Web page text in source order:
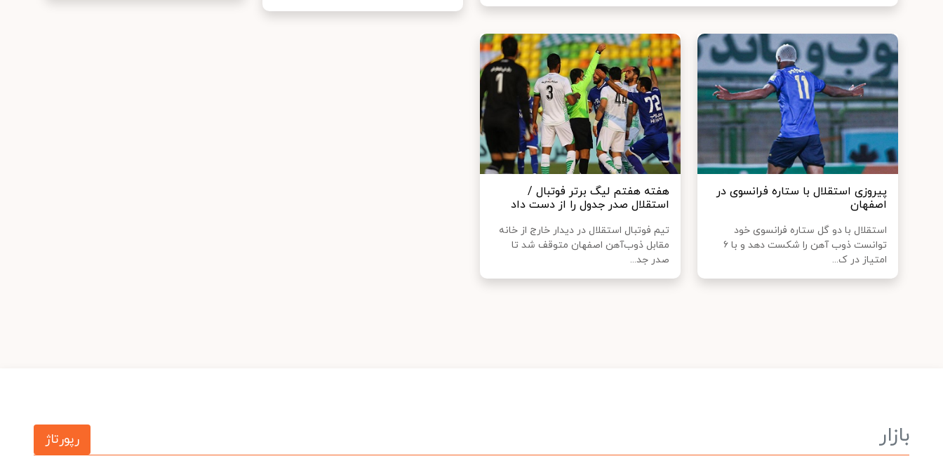
پیروزی استقلال با ستاره فرانسوی در
اصفهان
استقلال با دو گل ستاره فرانسوی خود
توانست ذوب آهن را شکست دهد و با ۶
امتیاز در ک...
هفته هفتم لیگ برتر فوتبال /
استقلال صدر جدول را از دست داد
تیم فوتبال استقلال در دیدار خارج از خانه
مقابل ذوب‌آهن اصفهان متوقف شد تا
صدر جد...
بازار رپورتاژ